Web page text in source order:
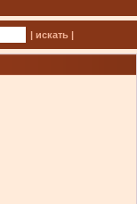
| искать |